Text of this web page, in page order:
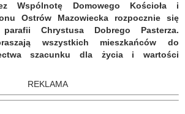
Wspólnotę Domowego Kościoła i
Ostrów Mazowiecka rozpocznie się
Chrystusa Dobrego Pasterza.
wszystkich mieszkańców do
szacunku dla życia i wartości
REKLAMA